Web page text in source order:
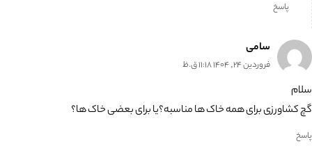
پاسخ
سامی
فروردین 24, 1404 11:18 ق.ظ
سلام
گچ کشاورزی برای همه خاک ها مناسبه؟یا برای بعضی خاک ها؟
پاسخ